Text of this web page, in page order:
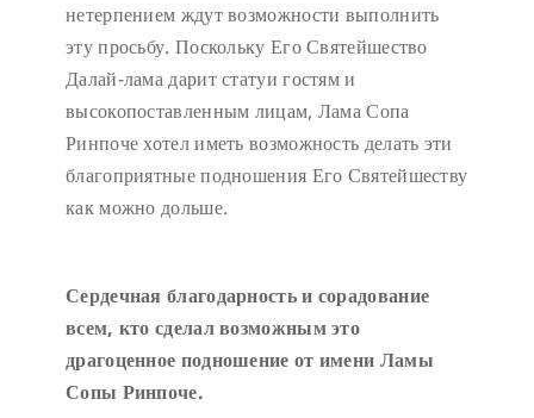
нетерпением ждут возможности выполнить
эту просьбу. Поскольку Его Святейшество
Далай-лама дарит статуи гостям и
высокопоставленным лицам, Лама Сопа
Ринпоче хотел иметь возможность делать эти
благоприятные подношения Его Святейшеству
как можно дольше.
Сердечная благодарность и сорадование
всем, кто сделал возможным это
драгоценное подношение от имени Ламы
Сопы Ринпоче.